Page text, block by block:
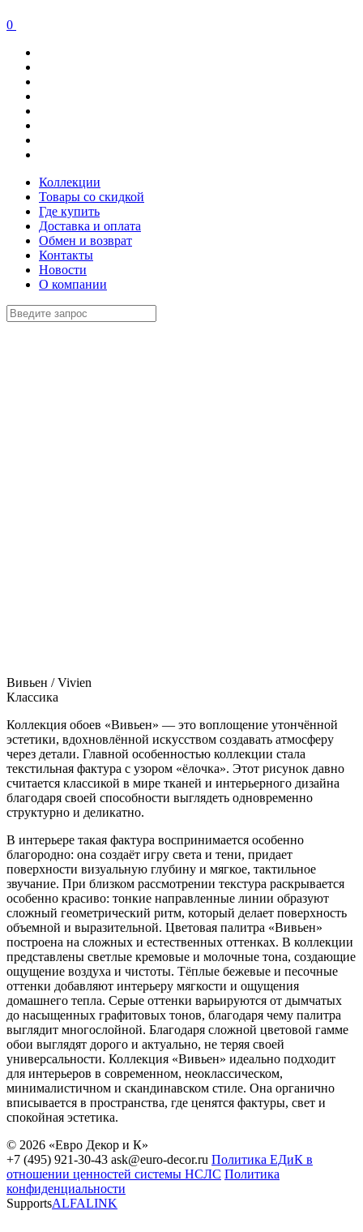
0
Коллекции
Товары со скидкой
Где купить
Доставка и оплата
Обмен и возврат
Контакты
Новости
О компании
Вивьен / Vivien
Классика
Коллекция обоев «Вивьен» — это воплощение утончённой
эстетики, вдохновлённой искусством создавать атмосферу
через детали. Главной особенностью коллекции стала
текстильная фактура с узором «ёлочка». Этот рисунок давно
считается классикой в мире тканей и интерьерного дизайна
благодаря своей способности выглядеть одновременно
структурно и деликатно.
В интерьере такая фактура воспринимается особенно
благородно: она создаёт игру света и тени, придает
поверхности визуальную глубину и мягкое, тактильное
звучание. При близком рассмотрении текстура раскрывается
особенно красиво: тонкие направленные линии образуют
сложный геометрический ритм, который делает поверхность
объемной и выразительной. Цветовая палитра «Вивьен»
построена на сложных и естественных оттенках. В коллекции
представлены светлые кремовые и молочные тона, создающие
ощущение воздуха и чистоты. Тёплые бежевые и песочные
оттенки добавляют интерьеру мягкости и ощущения
домашнего тепла. Серые оттенки варьируются от дымчатых
до насыщенных графитовых тонов, благодаря чему палитра
выглядит многослойной. Благодаря сложной цветовой гамме
обои выглядят дорого и актуально, не теряя своей
универсальности. Коллекция «Вивьен» идеально подходит
для интерьеров в современном, неоклассическом,
минималистичном и скандинавском стиле. Она органично
вписывается в пространства, где ценятся фактуры, свет и
спокойная эстетика.
© 2026 «Евро Декор и К»
+7 (495) 921-30-43 ask@euro-decor.ru Политика ЕДиК в
отношении ценностей системы НСЛС Политика
конфиденциальности
SupportsALFALINK